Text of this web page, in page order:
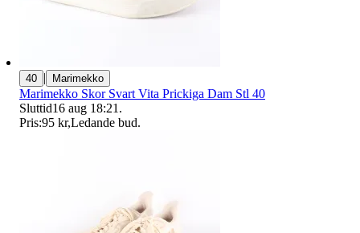
40 | Marimekko
Marimekko Skor Svart Vita Prickiga Dam Stl 40
Sluttid16 aug 18:21 .
Pris:95 kr,Ledande bud.